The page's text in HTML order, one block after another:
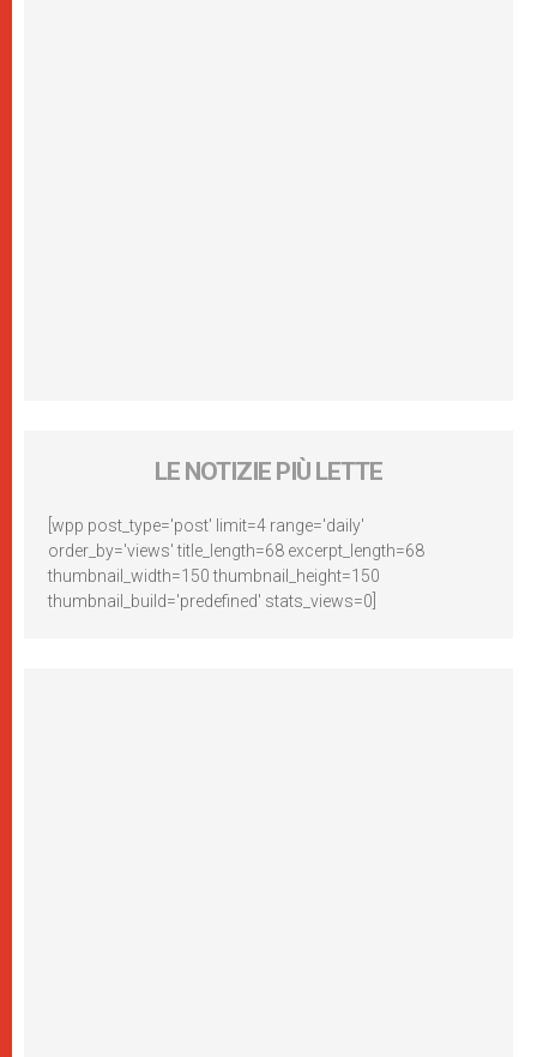
LE NOTIZIE PIÙ LETTE
[wpp post_type='post' limit=4 range='daily'
order_by='views' title_length=68 excerpt_length=68
thumbnail_width=150 thumbnail_height=150
thumbnail_build='predefined' stats_views=0]